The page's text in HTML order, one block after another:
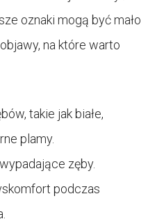
oznaki mogą być mało
na które warto
takie jak białe,
plamy.
zęby.
podczas